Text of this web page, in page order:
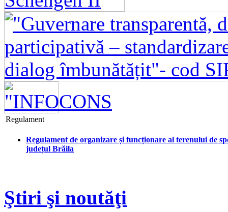
Regulament
Regulament de organizare și funcționare al terenului de
județul Brăila
Ştiri şi noutăţi